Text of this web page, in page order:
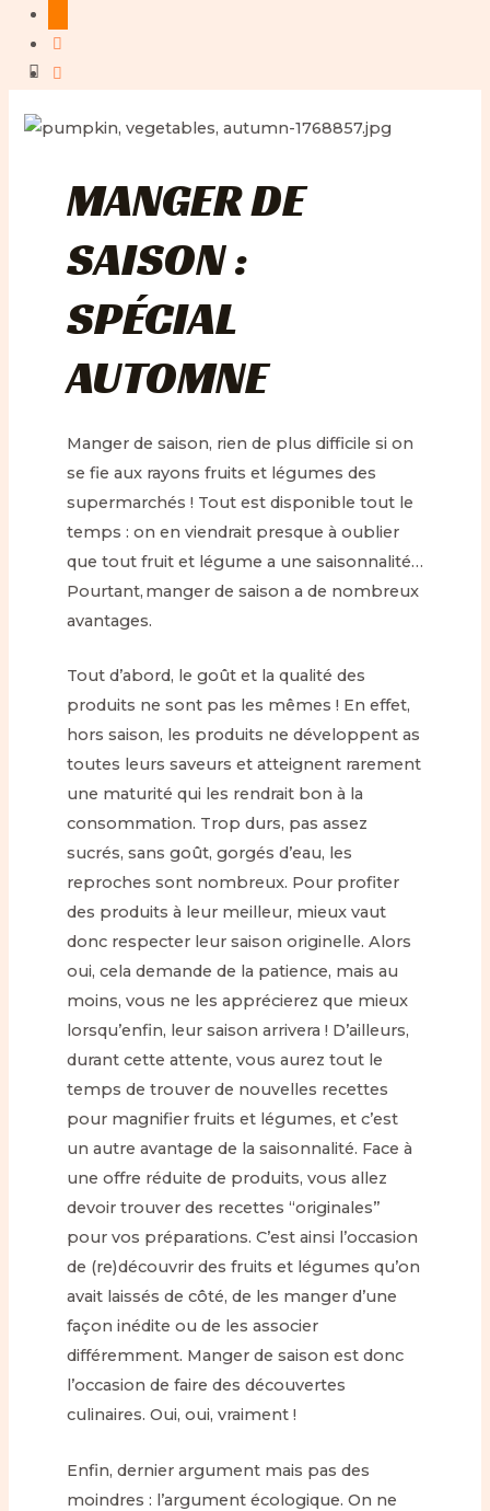
MANGER DE
SAISON :
SPÉCIAL
AUTOMNE
Manger de saison, rien de plus difficile si on
se fie aux rayons fruits et légumes des
supermarchés ! Tout est disponible tout le
temps : on en viendrait presque à oublier
que tout fruit et légume a une saisonnalité…
Pourtant, manger de saison a de nombreux
avantages.
Tout d’abord, le goût et la qualité des
produits ne sont pas les mêmes ! En effet,
hors saison, les produits ne développent as
toutes leurs saveurs et atteignent rarement
une maturité qui les rendrait bon à la
consommation. Trop durs, pas assez
sucrés, sans goût, gorgés d’eau, les
reproches sont nombreux. Pour profiter
des produits à leur meilleur, mieux vaut
donc respecter leur saison originelle. Alors
oui, cela demande de la patience, mais au
moins, vous ne les apprécierez que mieux
lorsqu’enfin, leur saison arrivera ! D’ailleurs,
durant cette attente, vous aurez tout le
temps de trouver de nouvelles recettes
pour magnifier fruits et légumes, et c’est
un autre avantage de la saisonnalité. Face à
une offre réduite de produits, vous allez
devoir trouver des recettes “originales”
pour vos préparations. C’est ainsi l’occasion
de (re)découvrir des fruits et légumes qu’on
avait laissés de côté, de les manger d’une
façon inédite ou de les associer
différemment. Manger de saison est donc
l’occasion de faire des découvertes
culinaires. Oui, oui, vraiment !
Enfin, dernier argument mais pas des
moindres : l’argument écologique. On ne